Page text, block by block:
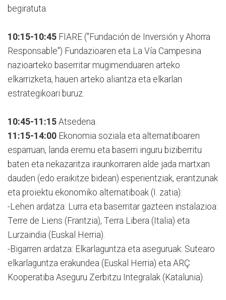
begiratuta.
10:15-10:45 FIARE ("Fundación de Inversión y Ahorra
Responsable") Fundazioaren eta La Vía Campesina
nazioarteko baserritar mugimenduaren arteko
elkarrizketa, hauen arteko aliantza eta elkarlan
estrategikoari buruz.
10:45-11:15 Atsedena.
11:15-14:00 Ekonomia soziala eta alternatiboaren
esparruan, landa eremu eta baserri inguru biziberritu
baten eta nekazaritza iraunkorraren alde jada martxan
dauden (edo eraikitze bidean) esperientziak, erantzunak
eta proiektu ekonomiko alternatiboak (I. zatia):
-Lehen ardatza: Lurra eta baserritar gazteen instalazioa:
Terre de Liens (Frantzia), Terra Libera (Italia) eta
Lurzaindia (Euskal Herria).
-Bigarren ardatza: Elkarlaguntza eta aseguruak: Sutearo
elkarlaguntza erakundea (Euskal Herria) eta ARÇ
Kooperatiba Aseguru Zerbitzu Integralak (Katalunia).